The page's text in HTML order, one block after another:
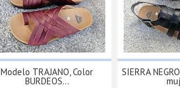
Modelo TRAJANO, Color
BURDEOS...
SIERRA